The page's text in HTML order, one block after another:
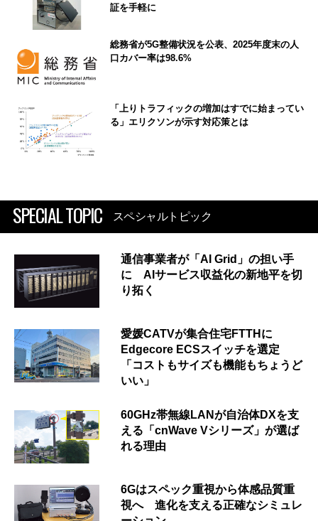
証を手軽に
総務省が5G整備状況を公表、2025年度末の人
口カバー率は98.6%
「上りトラフィックの増加はすでに始まってい
る」エリクソンが示す対応策とは
SPECIAL TOPIC スペシャルトピック
通信事業者が「AI Grid」の担い手
に AIサービス収益化の新地平を切
り拓く
愛媛CATVが集合住宅FTTHに
Edgecore ECSスイッチを選定
「コストもサイズも機能もちょうど
いい」
60GHz帯無線LANが自治体DXを支
える「cnWave Vシリーズ」が選ば
れる理由
6Gはスペック重視から体感品質重
視へ 進化を支える正確なシミュレ